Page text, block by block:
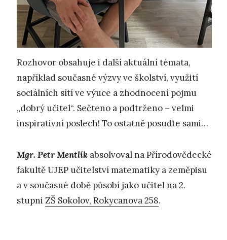
Rozhovor obsahuje i další aktuální témata,
například současné výzvy ve školství, využití
sociálních sítí ve výuce a zhodnocení pojmu
„dobrý učitel“. Sečteno a podtrženo – velmi
inspirativní poslech! To ostatně posuďte sami…
Mgr. Petr Mentlík absolvoval na Přírodovědecké
fakultě UJEP učitelství matematiky a zeměpisu
a v současné době působí jako učitel na 2.
stupni ZŠ Sokolov, Rokycanova 258.